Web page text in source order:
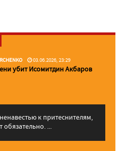
03.06.2026, 23:29
убит Исомитдин Акбаров
к притеснителям,
обязательно. ...